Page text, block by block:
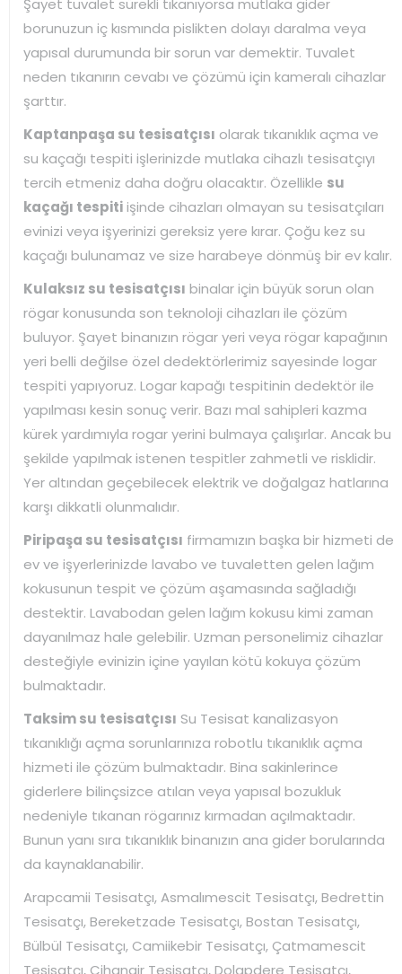
borunuzun iç kısmında pislikten dolayı daralma veya
yapısal durumunda bir sorun var demektir. Tuvalet
neden tıkanırın cevabı ve çözümü için kameralı cihazlar
şarttır.
Kaptanpaşa su tesisatçısı olarak tıkanıklık açma ve
su kaçağı tespiti işlerinizde mutlaka cihazlı tesisatçıyı
tercih etmeniz daha doğru olacaktır. Özellikle su
kaçağı tespitiişinde cihazları olmayan su tesisatçıları
evinizi veya işyerinizi gereksiz yere kırar. Çoğu kez su
kaçağı bulunamaz ve size harabeye dönmüş bir ev kalır.
Kulaksız su tesisatçısı binalar için büyük sorun olan
rögar konusunda son teknoloji cihazları ile çözüm
buluyor. Şayet binanızın rögar yeri veya rögar kapağının
yeri belli değilse özel dedektörlerimiz sayesinde logar
tespiti yapıyoruz. Logar kapağı tespitinin dedektör ile
yapılması kesin sonuç verir. Bazı mal sahipleri kazma
kürek yardımıyla rogar yerini bulmaya çalışırlar. Ancak bu
şekilde yapılmak istenen tespitler zahmetli ve risklidir.
Yer altından geçebilecek elektrik ve doğalgaz hatlarına
karşı dikkatli olunmalıdır.
Piripaşa su tesisatçısı firmamızın başka bir hizmeti de
ev ve işyerlerinizde lavabo ve tuvaletten gelen lağım
kokusunun tespit ve çözüm aşamasında sağladığı
destektir. Lavabodan gelen lağım kokusu kimi zaman
dayanılmaz hale gelebilir. Uzman personelimiz cihazlar
desteğiyle evinizin içine yayılan kötü kokuya çözüm
bulmaktadır.
Taksim su tesisatçısı Su Tesisat kanalizasyon
tıkanıklığı açma sorunlarınıza robotlu tıkanıklık açma
hizmeti ile çözüm bulmaktadır. Bina sakinlerince
giderlere bilinçsizce atılan veya yapısal bozukluk
nedeniyle tıkanan rögarınız kırmadan açılmaktadır.
Bunun yanı sıra tıkanıklık binanızın ana gider borularında
da kaynaklanabilir.
Arapcamii Tesisatçı, Asmalımescit Tesisatçı, Bedrettin
Tesisatçı, Bereketzade Tesisatçı, Bostan Tesisatçı,
Bülbül Tesisatçı, Camiikebir Tesisatçı, Çatmamescit
Tesisatçı, Cihangir Tesisatçı, Dolapdere Tesisatçı,